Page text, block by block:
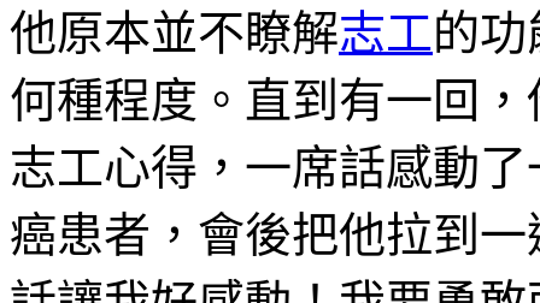
他原本並不瞭解志工的
何種程度。直到有一回
志工心得，一席話感動
癌患者，會後把他拉到